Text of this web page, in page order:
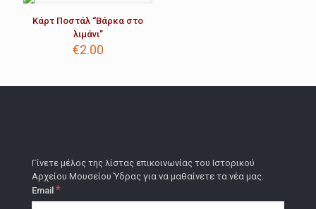
Κάρτ Ποστάλ “Βάρκα στο
λιμάνι”
€2.00
Γίνετε μέλος της λίστας επικοινωνίας του Ιστορικού
Αρχείου Μουσείου Ύδρας για να μαθαίνετε τα νέα μας.
Email *